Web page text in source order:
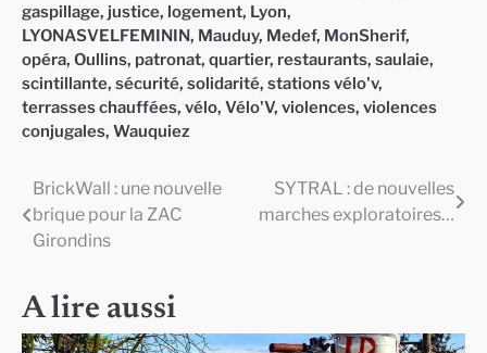
gaspillage, justice, logement, Lyon,
LYONASVELFEMININ, Mauduy, Medef, MonSherif,
opéra, Oullins, patronat, quartier, restaurants, saulaie,
scintillante, sécurité, solidarité, stations vélo'v,
terrasses chauffées, vélo, Vélo'V, violences, violences
conjugales, Wauquiez
Navigation
de
BrickWall : une nouvelle
brique pour la ZAC
Girondins
SYTRAL : de nouvelles
marches exploratoires…
A lire aussi